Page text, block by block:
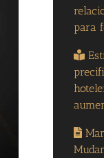
para